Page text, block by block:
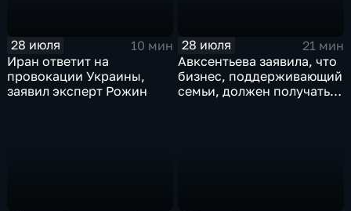
28 июля
10 мин
Иран ответит на
провокации Украины,
заявил эксперт Рожин
28 июля
21 мин
Авксентьева заявила, что
бизнес, поддерживающий
семьи, должен получать